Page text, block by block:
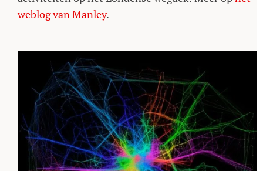
weblog van Manley.